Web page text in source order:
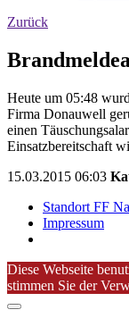
Zurück
Heute um 05:48
Firma Donauwell
einen
Einsatzbereitschaft
15.03.2015 06:03
Standort FF
Impressum
Diese Webseite
stimmen Sie der